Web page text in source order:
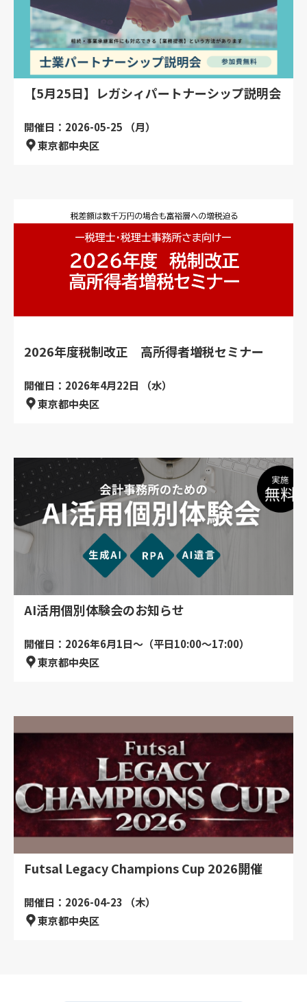
【5月25日】レガシィパートナーシップ説明会
開催日：2026-05-25 （月）
東京都中央区
2026年度税制改正 高所得者増税セミナー
開催日：2026年4月22日 （水）
東京都中央区
AI活用個別体験会のお知らせ
開催日：2026年6月1日～（平日10:00～17:00）
東京都中央区
Futsal Legacy Champions Cup 2026開催
開催日：2026-04-23 （木）
東京都中央区